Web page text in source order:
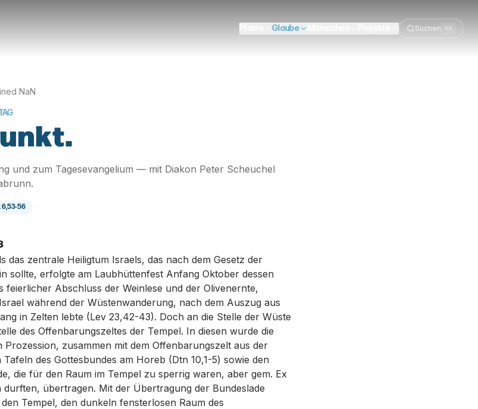
Glaube Suchen ⌘K
NaN
und zum Tagesevangelium — mit Diakon Peter Scheuchel
6,53-56
das zentrale Heiligtum Israels, das nach dem Gesetz der
sollte, erfolgte am Laubhüttenfest Anfang Oktober dessen
feierlicher Abschluss der Weinlese und der Olivenernte,
während der Wüstenwanderung, nach dem Auszug aus
in Zelten lebte (Lev 23,42-43). Doch an die Stelle der Wüste
des Offenbarungszeltes der Tempel. In diesen wurde die
Prozession, zusammen mit dem Offenbarungszelt aus der
Tafeln des Gottesbundes am Horeb (Dtn 10,1-5) sowie den
die für den Raum im Tempel zu sperrig waren, aber gem. Ex
durften, übertragen. Mit der Übertragung der Bundeslade
Tempel, den dunkeln fensterlosen Raum des